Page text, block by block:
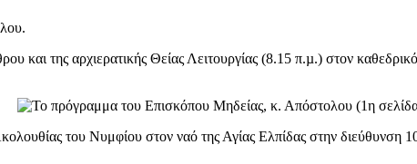
και της αρχιερατικής Θείας Λειτουργίας (8.15 π.µ.) στον
του Νυμφίου στον ναό της Αγίας Ελπίδας στην